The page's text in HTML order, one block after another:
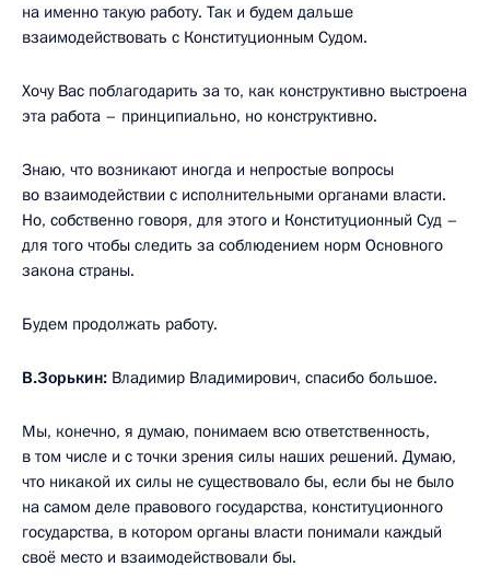
на именно такую работу. Так и будем дальше
взаимодействовать с Конституционным Судом.
Хочу Вас поблагодарить за то, как конструктивно выстроена
эта работа – принципиально, но конструктивно.
Знаю, что возникают иногда и непростые вопросы
во взаимодействии с исполнительными органами власти.
Но, собственно говоря, для этого и Конституционный Суд –
для того чтобы следить за соблюдением норм Основного
закона страны.
Будем продолжать работу.
В.Зорькин: Владимир Владимирович, спасибо большое.
Мы, конечно, я думаю, понимаем всю ответственность,
в том числе и с точки зрения силы наших решений. Думаю,
что никакой их силы не существовало бы, если бы не было
на самом деле правового государства, конституционного
государства, в котором органы власти понимали каждый
своё место и взаимодействовали бы.